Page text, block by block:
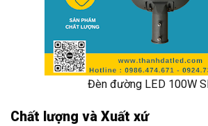
Đèn đường LED 100W
Chất lượng và Xuất xứ